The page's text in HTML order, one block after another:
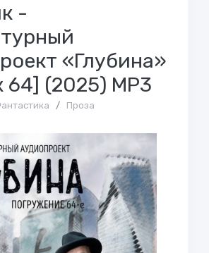
-
«Глубина»
64] (2025) MP3
/ Проза